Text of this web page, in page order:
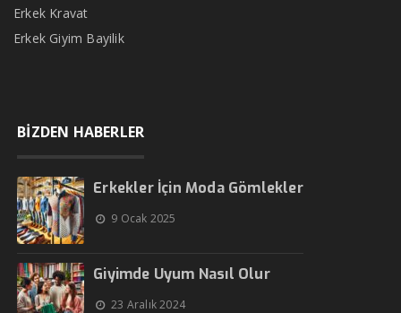
Erkek Kravat
Erkek Giyim Bayilik
BİZDEN HABERLER
Erkekler İçin Moda Gömlekler
9 Ocak 2025
Giyimde Uyum Nasıl Olur
23 Aralık 2024